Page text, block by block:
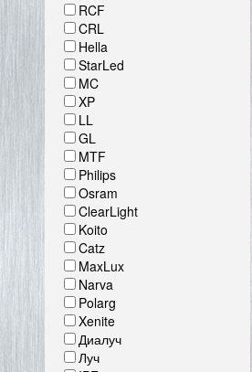
RCF
CRL
Hella
StarLed
MC
XP
LL
GL
MTF
Philips
Osram
ClearLight
Koito
Catz
MaxLux
Narva
Polarg
Xenite
Диалуч
Луч